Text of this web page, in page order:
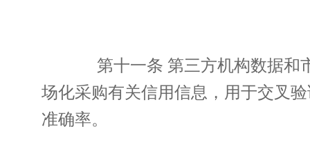
第十一条 第三方机构数据和市
场化采购有关信用信息，用于交叉
准确率。